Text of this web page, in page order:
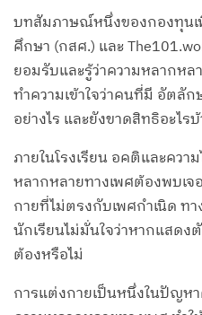
บทสัมภาษณ์หนึ่งของกองทุนเ
ศึกษา (กสศ.) และ
ยอมรับและรู้ว่าความหลากห
ทำความเข้าใจว่าคนที่มี อัตลั
อย่างไร และยังขาดสิทธิอะไร
ภายในโรงเรียน อคติและควา
หลากหลายทางเพศต้องพบเจ
กายที่ไม่ตรงกับเพศกำเนิด ท
นักเรียนไม่มั่นใจว่าหากแสดง
ต้องหรือไม่
การแต่งกายเป็นหนึ่งในปัญหา